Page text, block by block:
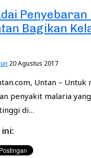
Bagikan
20 Agustus 2017
Untan – Untuk
penyakit malaria
di…